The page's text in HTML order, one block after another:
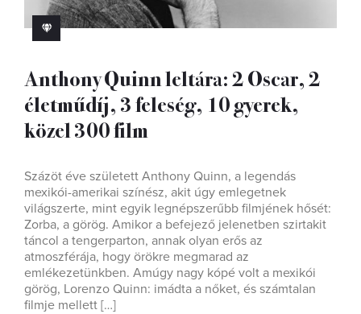
Anthony Quinn leltára: 2 Oscar, 2
életműdíj, 3 feleség, 10 gyerek,
közel 300 film
Százöt éve született Anthony Quinn, a legendás
mexikói-amerikai színész, akit úgy emlegetnek
világszerte, mint egyik legnépszerűbb filmjének hősét:
Zorba, a görög. Amikor a befejező jelenetben szirtakit
táncol a tengerparton, annak olyan erős az
atmoszférája, hogy örökre megmarad az
emlékezetünkben. Amúgy nagy kópé volt a mexikói
görög, Lorenzo Quinn: imádta a nőket, és számtalan
filmje mellett […]